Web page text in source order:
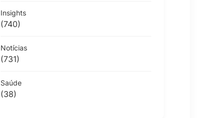
Insights
(740)
Notícias
(731)
Saúde
(38)